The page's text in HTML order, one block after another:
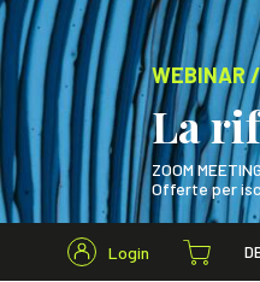
WEBINAR
La
ZOOM
Offerte per
Login